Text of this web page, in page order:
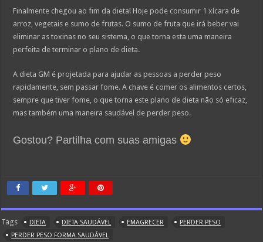
Finalmente chegou ao fim da dieta! Hoje pode consumir 1 xícara de
arroz, vegetais e sumo de frutas. O sumo de fruta que irá beber vai
eliminar as toxinas no seu sistema, o que torna esta uma maneira
perfeita de terminar o plano de dieta.
A dieta GM é projetada para ajudar as pessoas a perder peso
rapidamente, sem passar fome. A chave é comer os alimentos certos,
sempre que tiver fome, o que torna este plano de dieta não só eficaz,
mas também uma maneira saudável de perder peso.
Gostou? Partilha com suas amigas
Tags DIETA DIETA SAUDÁVEL EMAGRECER
PERDER PESO
PERDER PESO FORMA SAUDÁVEL